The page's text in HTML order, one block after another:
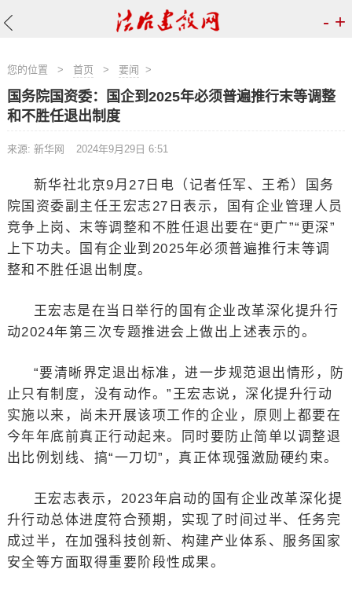
- +
您的位置 > 首页 > 要闻 >
国务院国资委：国企到2025年必须普遍推行末等调整
和不胜任退出制度
来源: 新华网 2024年9月29日 6:51
新华社北京9月27日电（记者任军、王希）国务
院国资委副主任王宏志27日表示，国有企业管理人员
竞争上岗、末等调整和不胜任退出要在“更广”“更深”
上下功夫。国有企业到2025年必须普遍推行末等调
整和不胜任退出制度。
王宏志是在当日举行的国有企业改革深化提升行
动2024年第三次专题推进会上做出上述表示的。
“要清晰界定退出标准，进一步规范退出情形，防
止只有制度，没有动作。”王宏志说，深化提升行动
实施以来，尚未开展该项工作的企业，原则上都要在
今年年底前真正行动起来。同时要防止简单以调整退
出比例划线、搞“一刀切”，真正体现强激励硬约束。
王宏志表示，2023年启动的国有企业改革深化提
升行动总体进度符合预期，实现了时间过半、任务完
成过半，在加强科技创新、构建产业体系、服务国家
安全等方面取得重要阶段性成果。